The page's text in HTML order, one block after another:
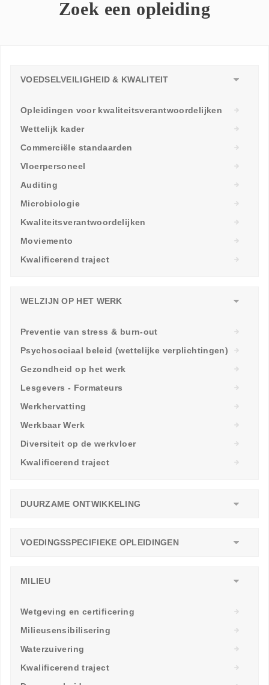
NODIG
Zoek een opleiding
VOEDSELVEILIGHEID & KWALITEIT
Opleidingen voor kwaliteitsverantwoordelijken
Wettelijk kader
Commerciële standaarden
Vloerpersoneel
Auditing
Microbiologie
Kwaliteitsverantwoordelijken
Moviemento
Kwalificerend traject
WELZIJN OP HET WERK
Preventie van stress & burn-out
Psychosociaal beleid (wettelijke verplichtingen)
Gezondheid op het werk
Lesgevers - Formateurs
Werkhervatting
Werkbaar Werk
Diversiteit op de werkvloer
Kwalificerend traject
DUURZAME ONTWIKKELING
VOEDINGSSPECIFIEKE OPLEIDINGEN
MILIEU
Wetgeving en certificering
Milieusensibilisering
Waterzuivering
Kwalificerend traject